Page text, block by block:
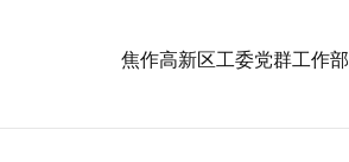
党群工作部